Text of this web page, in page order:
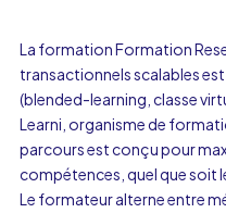
La formation Formation
transactionnels scalables
(blended-learning, classe
Learni, organisme de
parcours est conçu pour
compétences, quel que soit
Le formateur alterne entre